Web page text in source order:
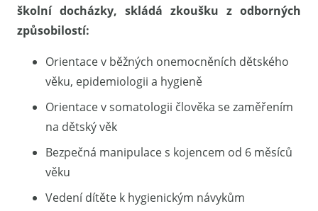
školní docházky, skládá zkoušku z odborných
způsobilostí:
Orientace v běžných onemocněních dětského
věku, epidemiologii a hygieně
Orientace v somatologii člověka se zaměřením
na dětský věk
Bezpečná manipulace s kojencem od 6 měsíců
věku
Vedení dítěte k hygienickým návykům